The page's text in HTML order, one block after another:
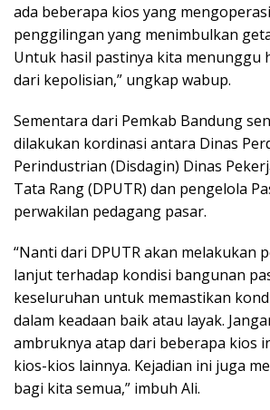
ada beberapa kios yang
penggilingan yang menimbulkan
Untuk hasil pastinya kita menunggu
dari kepolisian,” ungkap wabup.
Sementara dari Pemkab Bandung
dilakukan kordinasi antara Dinas
Perindustrian (Disdagin) Dinas
Tata Rang (DPUTR) dan pengelola
perwakilan pedagang pasar.
“Nanti dari DPUTR akan melakukan
lanjut terhadap kondisi bangunan
keseluruhan untuk memastikan
dalam keadaan baik atau layak.
ambruknya atap dari beberapa kios
kios-kios lainnya. Kejadian ini juga
bagi kita semua,” imbuh Ali.